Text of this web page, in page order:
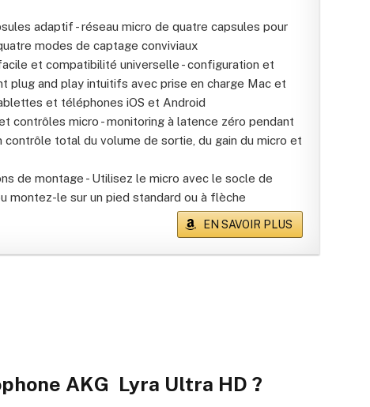
adaptif - réseau micro de quatre capsules pour
modes de captage conviviaux
et compatibilité universelle - configuration et
plug and play intuitifs avec prise en charge Mac et
et téléphones iOS et Android
contrôles micro - monitoring à latence zéro pendant
contrôle total du volume de sortie, du gain du micro et
de montage - Utilisez le micro avec le socle de
montez-le sur un pied standard ou à flèche
EN SAVOIR PLUS
AKG Lyra Ultra HD ?